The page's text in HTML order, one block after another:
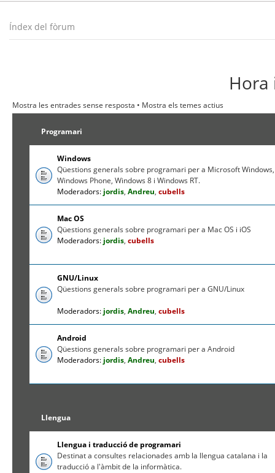
Índex del fòrum
Hora
Mostra les entrades sense resposta • Mostra els temes actius
Programari
Windows
Qüestions generals sobre programari per a Microsoft Windows,
Windows Phone, Windows 8 i Windows RT.
Moderadors: jordis,Andreu,cubells
Mac OS
Qüestions generals sobre programari per a Mac OS i iOS
Moderadors: jordis,cubells
GNU/Linux
Qüestions generals sobre programari per a GNU/Linux
Moderadors: jordis,Andreu,cubells
Android
Qüestions generals sobre programari per a Android
Moderadors: jordis,Andreu,cubells
Llengua
Llengua i traducció de programari
Destinat a consultes relacionades amb la llengua catalana i la
traducció a l'àmbit de la informàtica.